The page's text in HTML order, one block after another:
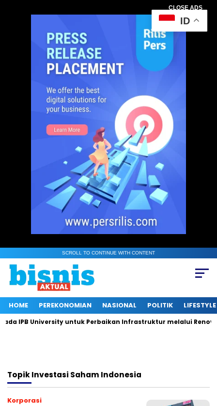
CLOSE ADS
SCROLL TO CONTINUE WITH CONTENT
HOME PEREKONOMIAN NASIONAL POLITIK LIFESTYLE
IPB University untuk Perbaikan Infrastruktur melalui
TopikInvestasi Saham Indonesia
Korporasi
ID